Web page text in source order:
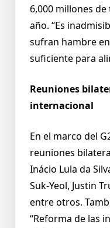
6,000 millones
año. “Es
sufran hambre
suficiente para
Reuniones
internacional
En el marco del
reuniones
Inácio Lula da
Suk-Yeol, Justin
entre otros.
“Reforma de las